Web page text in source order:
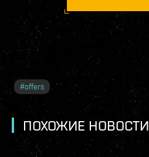
#offers
ПОХОЖИЕ НОВОСТИ